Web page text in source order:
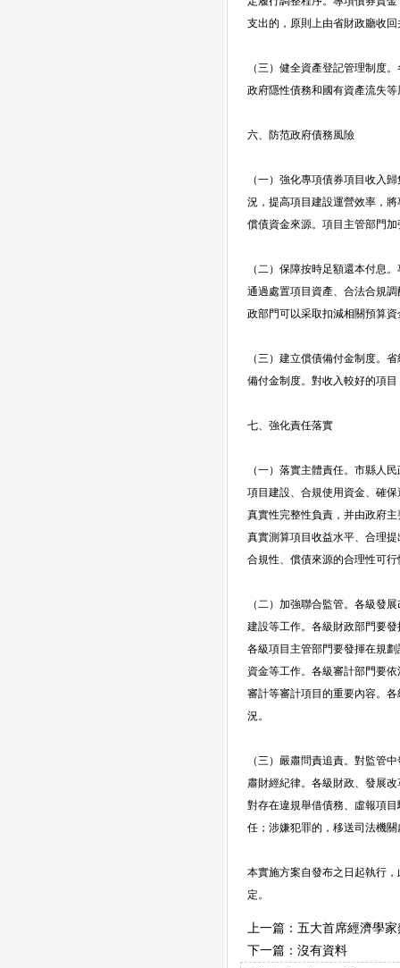
支出的，原則上由省財政廳收
（三）健全資產登記管理制度
政府隱性債務和國有資產流失
六、防范政府債務風險
（一）強化專項債券項目收入
況，提高項目建設運營效率，
償債資金來源。項目主管部門
（二）保障按時足額還本付息
通過處置項目資產、合法合規
政部門可以采取扣減相關預算
（三）建立償債備付金制度。
備付金制度。對收入較好的項
七、強化責任落實
（一）落實主體責任。市縣人
項目建設、合規使用資金、確
真實性完整性負責，并由政府
真實測算項目收益水平、合理
合規性、償債來源的合理性可
（二）加強聯合監管。各級發
建設等工作。各級財政部門要
各級項目主管部門要發揮在規
資金等工作。各級審計部門要
審計等審計項目的重要內容。
況。
（三）嚴肅問責追責。對監管
肅財經紀律。各級財政、發展
對存在違規舉借債務、虛報項
任；涉嫌犯罪的，移送司法機關
本實施方案自發布之日起執行
定。
上一篇： 五大首席經濟學
下一篇：沒有資料